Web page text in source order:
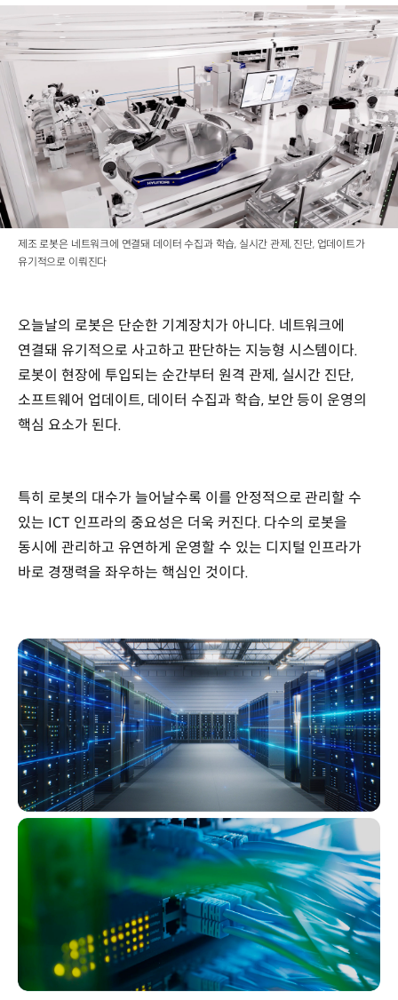
제조 로봇은 네트워크에 연결돼 데이터 수집과 학습, 실시간 관제, 진단, 업데이트가
유기적으로 이뤄진다
오늘날의 로봇은 단순한 기계장치가 아니다. 네트워크에
연결돼 유기적으로 사고하고 판단하는 지능형 시스템이다.
로봇이 현장에 투입되는 순간부터 원격 관제, 실시간 진단,
소프트웨어 업데이트, 데이터 수집과 학습, 보안 등이 운영의
핵심 요소가 된다.
특히 로봇의 대수가 늘어날수록 이를 안정적으로 관리할 수
있는 ICT 인프라의 중요성은 더욱 커진다. 다수의 로봇을
동시에 관리하고 유연하게 운영할 수 있는 디지털 인프라가
바로 경쟁력을 좌우하는 핵심인 것이다.